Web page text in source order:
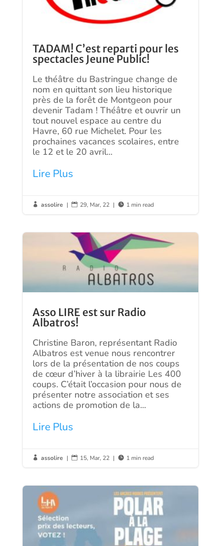
TADAM! C’est reparti pour les
spectacles Jeune Public!
Le théâtre du Bastringue change de
nom en quittant son lieu historique
près de la forêt de Montgeon pour
devenir Tadam ! Théâtre et ouvrir un
tout nouvel espace au centre du
Havre, 60 rue Michelet. Pour les
prochaines vacances scolaires, entre
le 12 et le 20 avril...
Lire Plus
 assolire |  29, Mar, 22 |  1 min read
Asso LIRE est sur Radio
Albatros!
Christine Baron, représentant Radio
Albatros est venue nous rencontrer
lors de la présentation de nos coups
de cœur d’hiver à la librairie Les 400
coups. C’était l’occasion pour nous de
présenter notre association et ses
actions de promotion de la...
Lire Plus
 assolire |  15, Mar, 22 |  1 min read